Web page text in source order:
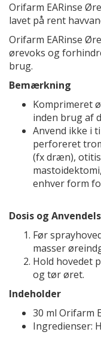
Orifarm EARinse
lavet på rent
Orifarm EARinse
ørevoks og
brug.
Bemærkning
Komprimeret
inden brug af
Anvend ikke i
perforeret
(fx dræn),
enhver form
Dosis og
Før
masser
Hold hovedet
og tør øret.
Indeholder
30 ml Orifarm
Ingredienser: